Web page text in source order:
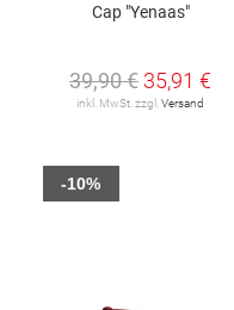
Cap "Yenaas"
39,90 € 35,91 €
inkl. MwSt. zzgl. Versand
-10%